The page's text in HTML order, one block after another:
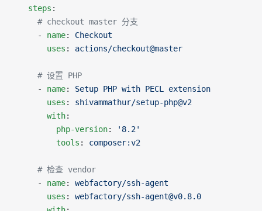
    steps
:
      # checkout master 分支
      -
name: Checkout
        uses
: actions/checkout@master
      # 设置 PHP
      -
name: Setup PHP with PECL extension
        uses
: shivammathur/setup-php@v2
        with
:
          php-version
:
'8.2'
          tools
: composer:v2
      # 检查 vendor
      -
name: webfactory/ssh-agent
        uses
: webfactory/ssh-agent@v0.8.0